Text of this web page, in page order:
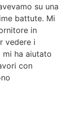
su una
battute. Mi
in
vedere i
mi ha aiutato
con